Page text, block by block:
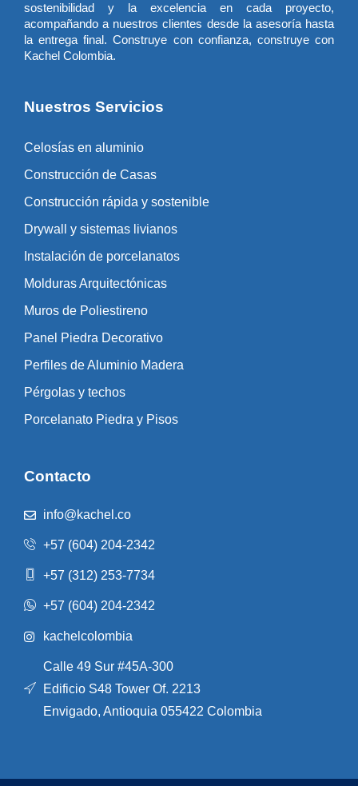
sostenibilidad y la excelencia en cada proyecto,
acompañando a nuestros clientes desde la asesoría hasta
la entrega final. Construye con confianza, construye con
Kachel Colombia.
Nuestros Servicios
Celosías en aluminio
Construcción de Casas
Construcción rápida y sostenible
Drywall y sistemas livianos
Instalación de porcelanatos
Molduras Arquitectónicas
Muros de Poliestireno
Panel Piedra Decorativo
Perfiles de Aluminio Madera
Pérgolas y techos
Porcelanato Piedra y Pisos
Contacto
info@kachel.co
+57 (604) 204-2342
+57 (312) 253-7734
+57 (604) 204-2342
kachelcolombia
Calle 49 Sur #45A-300
Edificio S48 Tower Of. 2213
Envigado, Antioquia 055422 Colombia